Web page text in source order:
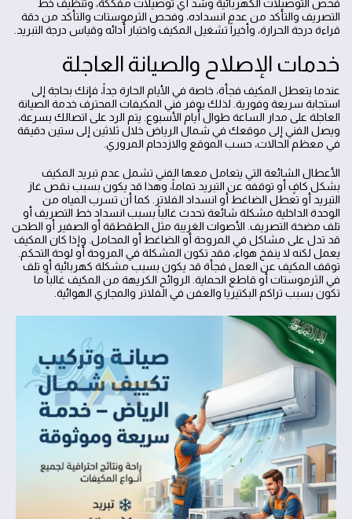
فحص التوصيلات الكهربائية وشد أي توصيلات مفككة، وتنظيف خط
التصريف والتأكد من عدم انسداده، وفحص الثرموستات والتأكد من دقة
قراءة درجة الحرارة، وأخيراً تشغيل المكيف واختبار أدائه وقياس درجة التبريد.
خدمات الإصلاح والصيانة العاجلة
عندما يتعطل المكيف فجأة، خاصة في الأيام الحارة جداً، فإنك بحاجة إلى
استجابة سريعة وفورية. لذلك يوفر فني المكيفات المحترف خدمة الصيانة
العاجلة على مدار الساعة طوال أيام الأسبوع. يتم الرد على اتصالك بسرعة،
ويصل الفني إلى موقعك في شمال الرياض خلال ثلاثين إلى ستين دقيقة
في معظم الحالات، حسب الموقع والازدحام المروري.
الأعطال الشائعة التي يتعامل معها الفني تشمل عدم تبريد المكيف
بشكل كافٍ أو توقفه عن التبريد تماماً، وهذا قد يكون بسبب نقص غاز
التبريد أو تعطل الضاغط أو انسداد الفلاتر. كما أن تسرب المياه من
الوحدة الداخلية مشكلة شائعة تحدث غالباً بسبب انسداد خط التصريف أو
تلف مضخة التصريف. الأصوات الغريبة مثل الطقطقة أو الصفير أو الطحن
قد تدل على مشاكل في المروحة أو الضاغط أو المحامل. وإذا كان المكيف
يعمل لكنه لا ينفخ هواء، فقد تكون المشكلة في المروحة أو لوحة التحكم.
توقف المكيف عن العمل فجأة قد يكون بسبب مشكلة كهربائية أو تلف
في الثرموستات أو قاطع الحماية. الروائح الكريهة من المكيف غالباً ما
تكون بسبب تراكم البكتيريا والعفن في الفلاتر والمجاري الهوائية.